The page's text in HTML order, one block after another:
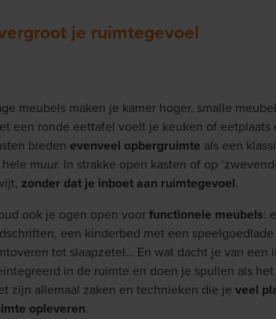
je ruimtegevoel
meubels maken je kamer hoger, smalle
een ronde eettafel voelt je keuken of eetplaats
bieden evenveel opbergruimte als een
muur. In strakke open kasten of op
zonder dat je inboet aan ruimtegevoel.
ook je ogen open voorfunctionele meubels:
een kinderbed met een
tot slaapzetel… En wat dacht je van een
in de ruimte en doen je spullen als
zijn allemaal zaken en technieken die je veel
opleveren.